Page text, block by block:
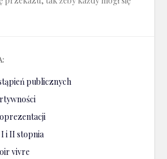
publicznych
i II stopnia
vivre